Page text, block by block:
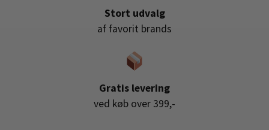
Stort udvalg
af favorit brands
Gratis levering
ved køb over 399,-